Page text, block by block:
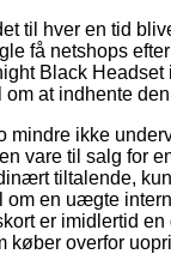
til hver en tid
få netshops
Black
at indhente
mindre ikke
vare til salg for
tiltalende,
en uægte
er imidlertid en
køber overfor